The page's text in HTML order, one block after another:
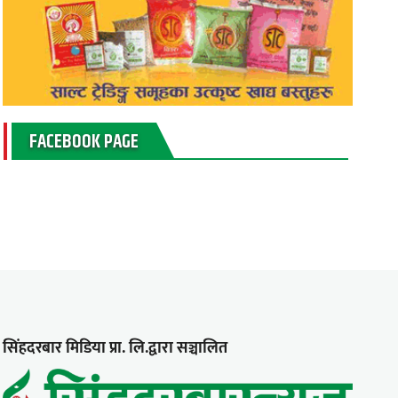
FACEBOOK PAGE
सिंहदरबार मिडिया प्रा. लि.द्वारा सञ्चालित